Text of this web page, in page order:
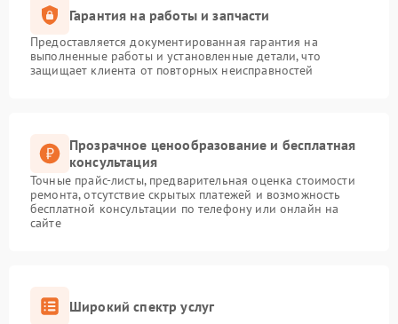
Гарантия на работы и запчасти
Предоставляется документированная гарантия на
выполненные работы и установленные детали, что
защищает клиента от повторных неисправностей
Прозрачное ценообразование и бесплатная
консультация
Точные прайс-листы, предварительная оценка стоимости
ремонта, отсутствие скрытых платежей и возможность
бесплатной консультации по телефону или онлайн на
сайте
Широкий спектр услуг